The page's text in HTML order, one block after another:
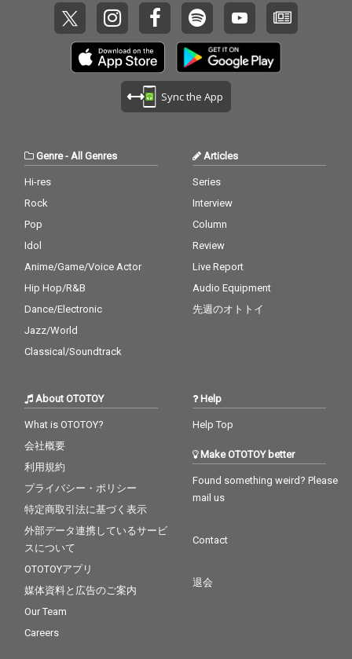
Sync the App
Genre- All Genres
Hi-res
Rock
Pop
Idol
Anime/Game/Voice Actor
Hip Hop/R&B
Dance/Electronic
Jazz/World
Classical/Soundtrack
Articles
Series
Interview
Column
Review
Live Report
Audio Equipment
先週のオトトイ
About OTOTOY
What is OTOTOY?
会社概要
利用規約
プライバシー・ポリシー
特定商取引法に基づく表示
外部データ連携しているサービ
スについて
OTOTOYアプリ
媒体資料と広告のご案内
Our Team
Careers
Help
Help Top
Make OTOTOY better
Found something weird? Please
mail us
Contact
退会